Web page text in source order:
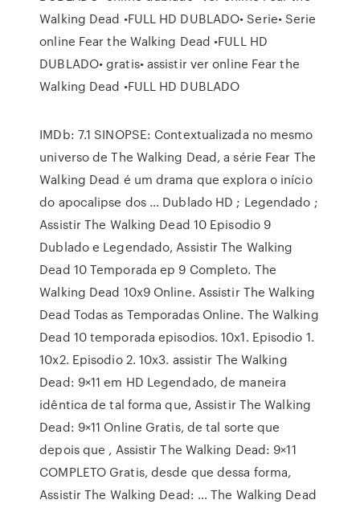
Walking Dead •FULL HD DUBLADO• Serie• Serie
online Fear the Walking Dead •FULL HD
DUBLADO• gratis• assistir ver online Fear the
Walking Dead •FULL HD DUBLADO
IMDb: 7.1 SINOPSE: Contextualizada no mesmo
universo de The Walking Dead, a série Fear The
Walking Dead é um drama que explora o início
do apocalipse dos … Dublado HD ; Legendado ;
Assistir The Walking Dead 10 Episodio 9
Dublado e Legendado, Assistir The Walking
Dead 10 Temporada ep 9 Completo. The
Walking Dead 10x9 Online. Assistir The Walking
Dead Todas as Temporadas Online. The Walking
Dead 10 temporada episodios. 10x1. Episodio 1.
10x2. Episodio 2. 10x3. assistir The Walking
Dead: 9×11 em HD Legendado, de maneira
idêntica de tal forma que, Assistir The Walking
Dead: 9×11 Online Gratis, de tal sorte que
depois que , Assistir The Walking Dead: 9×11
COMPLETO Gratis, desde que dessa forma,
Assistir The Walking Dead: … The Walking Dead